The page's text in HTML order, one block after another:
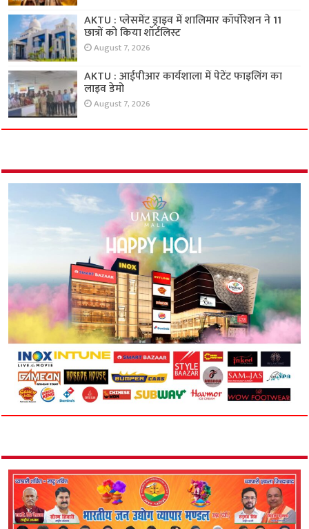
AKTU : प्लेसमेंट ड्राइव में शालिमार कॉर्पोरेशन ने 11
छात्रों को किया शॉर्टलिस्ट
August 7, 2026
AKTU : आईपीआर कार्यशाला में पेटेंट फाइलिंग का
लाइव डेमो
August 7, 2026